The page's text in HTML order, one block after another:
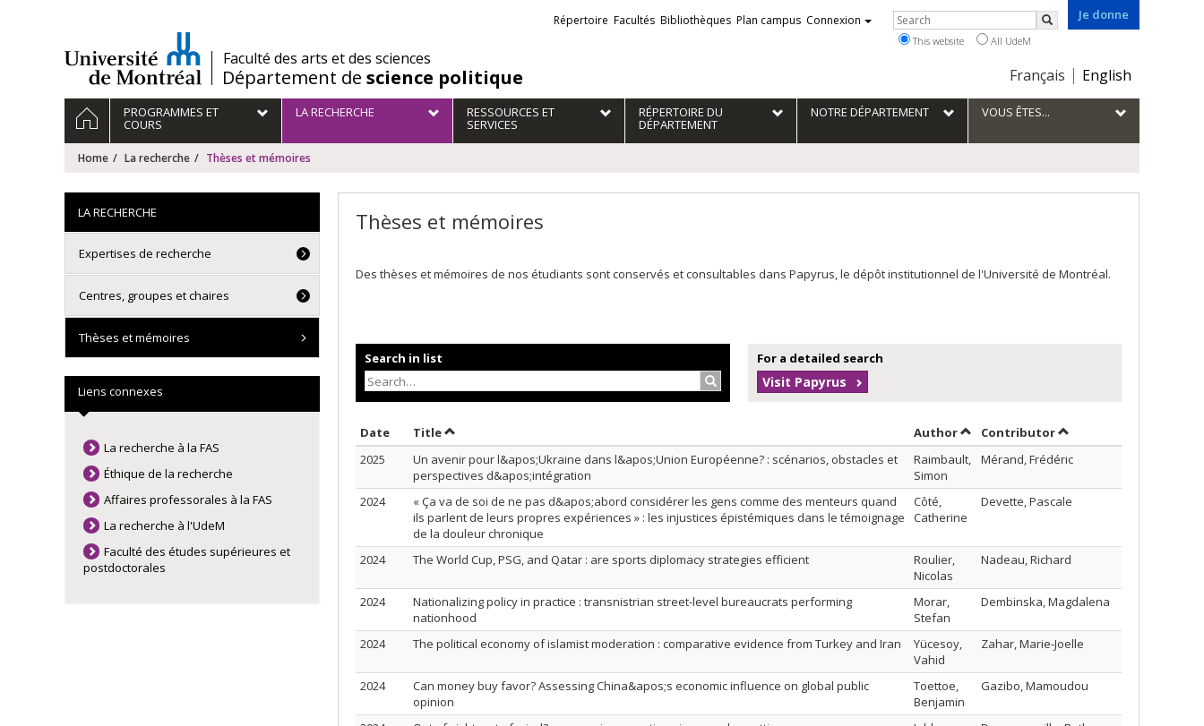
/Faculté des arts et des sciences
Département de science politique
Je donne
Choix
la
langue
Français English
Liens
externes
Répertoire Facultés Bibliothèques Plan campus Connexion Rechercher
Search
This website All UdeM
Navigation
principale
HOMEPROGRAMMES ET
COURS
LA RECHERCHE RESSOURCES ET
SERVICES
RÉPERTOIRE DU
DÉPARTEMENT
NOTRE DÉPARTEMENT VOUS ÊTES...
Home La recherche Thèses et mémoires
Thèses et mémoires
Des thèses et mémoires de nos étudiants sont conservés et consultables dans Papyrus, le dépôt institutionnel de l'Université de Montréal.
Search in list
Search…
For a detailed search
Visit Papyrus
Date Sort by date in ascending order
TitleSort by title in ascending order AuthorSort by author in ascending order
Contributorby contributor in
2025
Un avenir pour l&apos;Ukraine dans l&apos;Union Européenne? : scénarios, obstacles et
perspectives d&apos;intégration
Raimbault,
Simon
Mérand, Frédéric
2024
« Ça va de soi de ne pas d&apos;abord considérer les gens comme des menteurs quand
ils parlent de leurs propres expériences » : les injustices épistémiques dans le témoignage
de la douleur chronique
Côté,
Catherine
Devette, Pascale
2024 The World Cup, PSG, and Qatar : are sports diplomacy strategies efficient
Roulier,
Nicolas
Nadeau, Richard
2024
Nationalizing policy in practice : transnistrian street-level bureaucrats performing
nationhood
Morar,
Stefan
Dembinska, Magdalena
2024 The political economy of islamist moderation : comparative evidence from Turkey and Iran
Yücesoy,
Vahid
Zahar, Marie-Joelle
2024
Can money buy favor? Assessing China&apos;s economic influence on global public
opinion
Toettoe,
Benjamin
Gazibo, Mamoudou
LA RECHERCHE
Expertises de recherche
Centres, groupes et chaires
Thèses et mémoires
Liens connexes
La recherche à la FAS
Éthique de la recherche
Affaires professorales à la FAS
La recherche à l'UdeM
Faculté des études supérieures et
postdoctorales